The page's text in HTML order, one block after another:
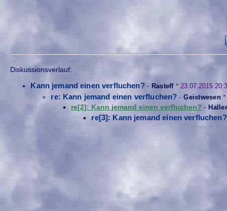
Diskussionsverlauf:
Kann jemand einen verfluchen?- Rasteff* 23.07.2015
re: Kann jemand einen verfluchen? -Geistwesen*
re[2]: Kann jemand einen verfluchen? - Haller
re[3]: Kann jemand einen verfluchen?